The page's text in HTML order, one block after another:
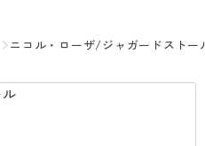
ニコル・ローザ/ジャガードストー